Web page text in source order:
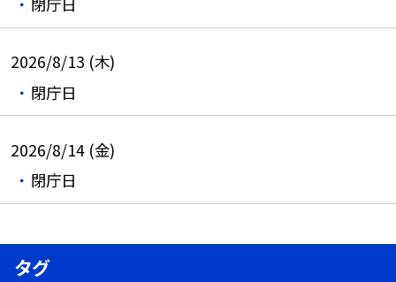
2026/8/13 (木)
閉庁日
2026/8/14 (金)
閉庁日
タグ